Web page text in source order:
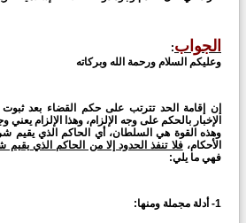
الجواب:
وعليكم السلام ورحمة الله وبركاته
إن إقامة الحد تترتب على حكم القضاء بعد ثبوت
الإخبار بالحكم على وجه الإلزام، وهذا الإلزام
وهذه القوة هي السلطان، أي الحاكم الذي يقيم
الأحكام،فلا تنفذ الحدود إلا من الحاكم الذي يقيم
فهي ما يلي:
1- أدلة مجملة ومنها: